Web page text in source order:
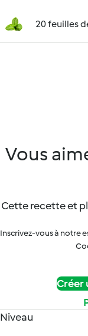
20 feuilles
Vous
Cette recette et
Inscrivez-vous à notre
Créer
Niveau